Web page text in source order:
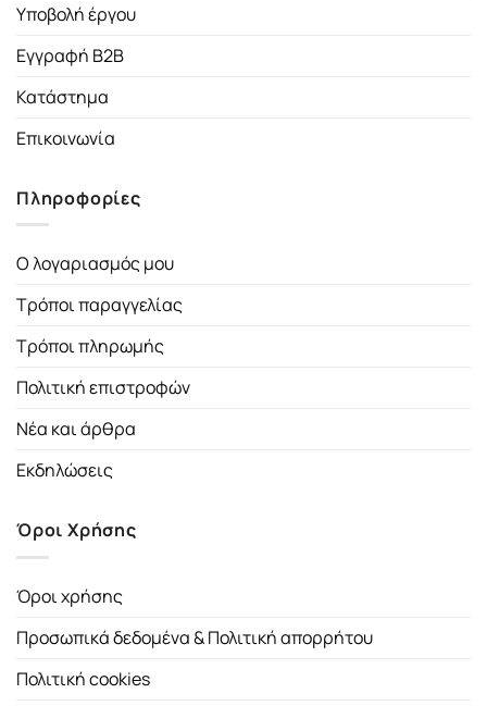
Υποβολή έργου
Εγγραφή B2B
Κατάστημα
Επικοινωνία
Πληροφορίες
Ο λογαριασμός μου
Τρόποι παραγγελίας
Τρόποι πληρωμής
Πολιτική επιστροφών
Νέα και άρθρα
Εκδηλώσεις
Όροι Χρήσης
Όροι χρήσης
Προσωπικά δεδομένα & Πολιτική απορρήτου
Πολιτική cookies